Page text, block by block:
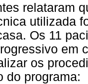
relataram
utilizada
Os 11
em
os
do programa: